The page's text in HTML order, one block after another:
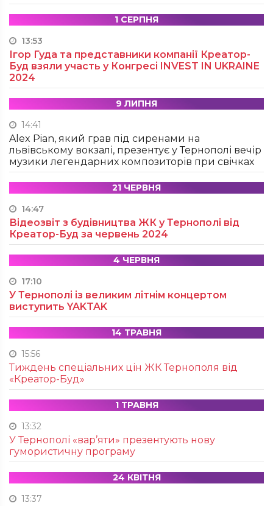
1 СЕРПНЯ
13:53
Ігор Гуда та представники компанії Креатор-
Буд взяли участь у Конгресі INVEST IN UKRAINE
2024
9 ЛИПНЯ
14:41
Alex Pian, який грав під сиренами на
львівському вокзалі, презентує у Тернополі вечір
музики легендарних композиторів при свічках
21 ЧЕРВНЯ
14:47
Відеозвіт з будівництва ЖК у Тернополі від
Креатор-Буд за червень 2024
4 ЧЕРВНЯ
17:10
У Тернополі із великим літнім концертом
виступить YAKTAK
14 ТРАВНЯ
15:56
Тиждень спеціальних цін ЖК Тернополя від
«Креатор-Буд»
1 ТРАВНЯ
13:32
У Тернополі «вар’яти» презентують нову
гумористичну програму
24 КВІТНЯ
13:37